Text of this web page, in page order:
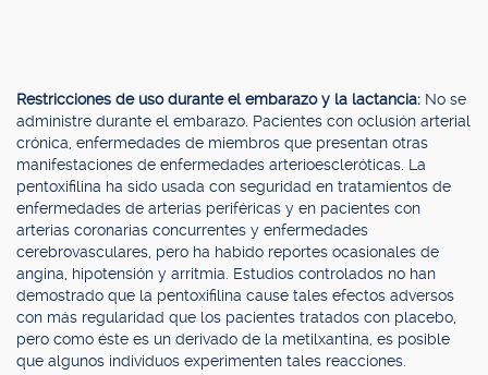
Restricciones de uso durante el embarazo y la lactancia: No se
administre durante el embarazo. Pacientes con oclusión arterial
crónica, enfermedades de miembros que presentan otras
manifestaciones de enfermedades arterioescleróticas. La
pentoxifilina ha sido usada con seguridad en tratamientos de
enfermedades de arterias periféricas y en pacientes con
arterias coronarias concurrentes y enfermedades
cerebrovasculares, pero ha habido reportes ocasionales de
angina, hipotensión y arritmia. Estudios controlados no han
demostrado que la pentoxifilina cause tales efectos adversos
con más regularidad que los pacientes tratados con placebo,
pero como éste es un derivado de la metilxantina, es posible
que algunos individuos experimenten tales reacciones.